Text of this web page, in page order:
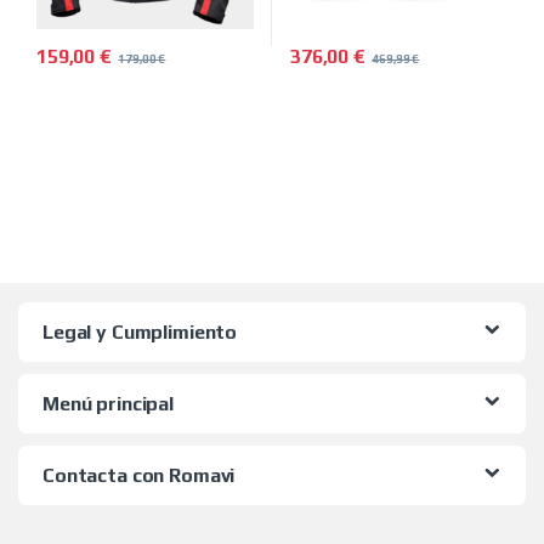
159,00€ 179,00€ 376,00€ 469,99€
Legal y Cumplimiento
Menú principal
Contacta con Romavi